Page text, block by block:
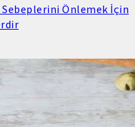
Önlemek İçin